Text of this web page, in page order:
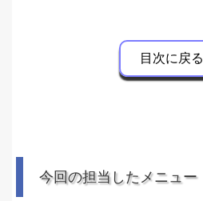
目次に戻る
今回の担当したメニュー